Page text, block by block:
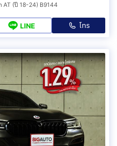
AT (ปี 18-24) B9144
LINE โทร